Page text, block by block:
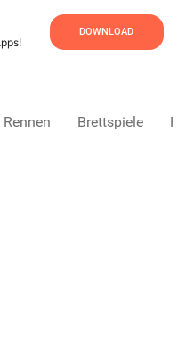
DOWNLOAD
Rennen Brettspiele